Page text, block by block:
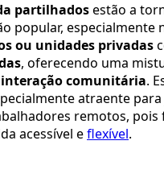
partilhadosestão a
popular, especialmente
ou unidades privadas
, oferecendo uma
interação comunitária.
atraente para
remotos, pois
acessível eflexível.